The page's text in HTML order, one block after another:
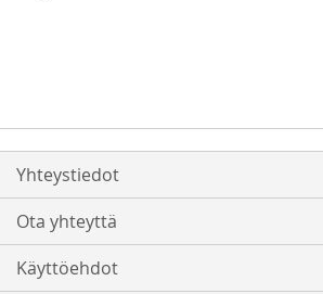
Yhteystiedot
Ota yhteyttä
Käyttöehdot